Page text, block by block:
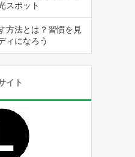
スポット
方法とは？習慣を見
ィになろう
イト